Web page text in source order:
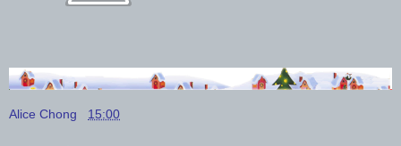
Alice Chong 15:00